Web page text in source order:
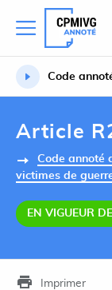
Code
Article
Code annoté
victimes de
EN VIGUEUR
Imprimer